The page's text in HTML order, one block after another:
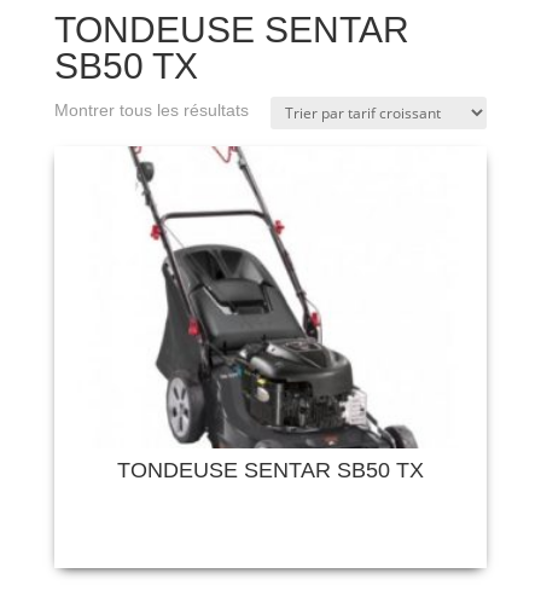
TONDEUSE SENTAR
SB50 TX
Montrer tous les résultats
TONDEUSE SENTAR SB50 TX